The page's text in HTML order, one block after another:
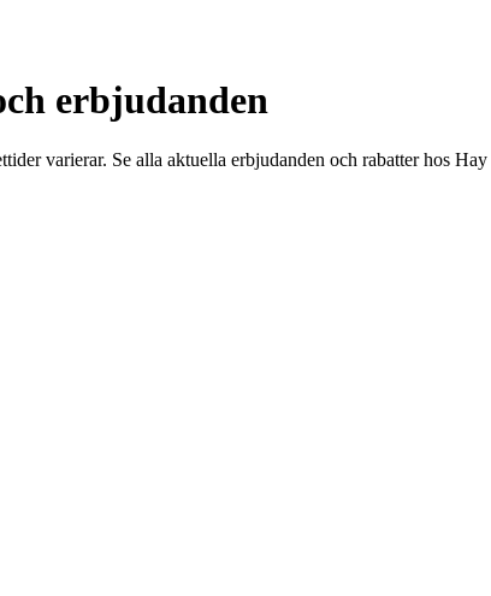
erbjudanden
varierar. Se alla aktuella erbjudanden och rabatter hos